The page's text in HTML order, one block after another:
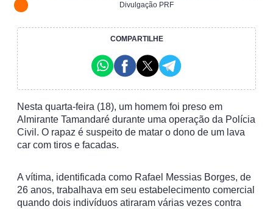
Divulgação PRF
COMPARTILHE
Nesta quarta-feira (18), um homem foi preso em
Almirante Tamandaré durante uma operação da Polícia
Civil. O rapaz é suspeito de matar o dono de um lava
car com tiros e facadas.
A vítima, identificada como Rafael Messias Borges, de
26 anos, trabalhava em seu estabelecimento comercial
quando dois indivíduos atiraram várias vezes contra